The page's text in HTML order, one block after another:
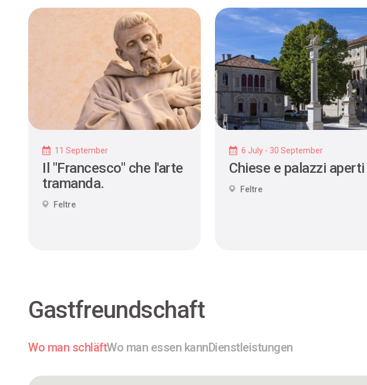
11 September
Il "Francesco" che l'arte
tramanda.
Feltre
6 July - 30 September
Chiese e palazzi aperti
Feltre
Gastfreundschaft
Wo man schläftWo man essen kannDienstleistungen